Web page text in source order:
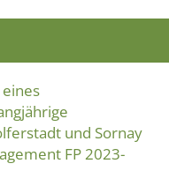
und Sornay
FP 2023-